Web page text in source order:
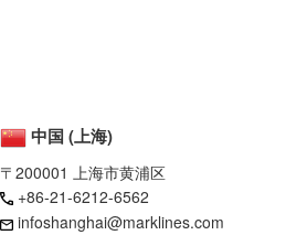
中国 (上海)
〒200001 上海市黄浦区
+86-21-6212-6562
infoshanghai@marklines.com